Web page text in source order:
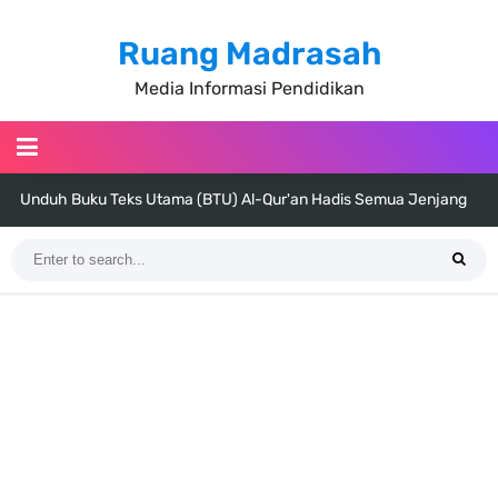
Ruang Madrasah
Media Informasi Pendidikan
Unduh Buku Teks Utama (BTU) Al-Qur'an Hadis Semua Jenjang